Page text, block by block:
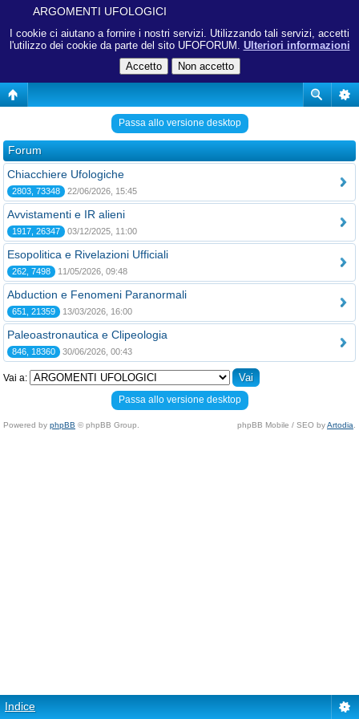
I cookie ci aiutano a fornire i nostri servizi. Utilizzando tali servizi, accetti
l'utilizzo dei cookie da parte del sito UFOFORUM. Ulteriori informazioni
ARGOMENTI UFOLOGICI
Passa allo versione desktop
Forum
Chiacchiere Ufologiche
2803, 73348 22/06/2026, 15:45
Avvistamenti e IR alieni
1917, 26347 03/12/2025, 11:00
Esopolitica e Rivelazioni Ufficiali
262, 7498 11/05/2026, 09:48
Abduction e Fenomeni Paranormali
651, 21359 13/03/2026, 16:00
Paleoastronautica e Clipeologia
846, 18360 30/06/2026, 00:43
Vai a:
Passa allo versione desktop
Powered by phpBB © phpBB Group. phpBB Mobile / SEO byArtodia
Indice